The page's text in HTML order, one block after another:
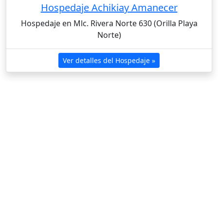
Hospedaje Achikiay Amanecer
Hospedaje en Mlc. Rivera Norte 630 (Orilla Playa
Norte)
Ver detalles del Hospedaje »